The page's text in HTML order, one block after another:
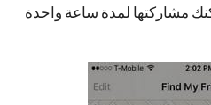
مشاركتها لمدة ساعة واحدة